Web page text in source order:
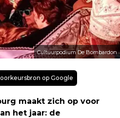
Cultuurpodium De Bombardon
op Google
maakt zich op voor
het jaar: de